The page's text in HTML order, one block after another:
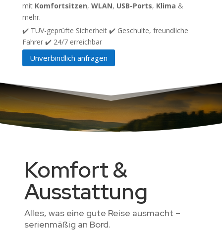
mit Komfortsitzen, WLAN, USB-Ports, Klima &
mehr.
✔️ TÜV-geprüfte Sicherheit ✔️ Geschulte, freundliche
Fahrer ✔️ 24/7 erreichbar
Unverbindlich anfragen
Komfort &
Ausstattung
Alles, was eine gute Reise ausmacht –
serienmäßig an Bord.